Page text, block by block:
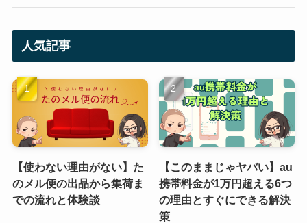
人気記事
【使わない理由がない】た
のメル便の出品から集荷ま
での流れと体験談
【このままじゃヤバい】au
携帯料金が1万円超える6つ
の理由とすぐにできる解決
策